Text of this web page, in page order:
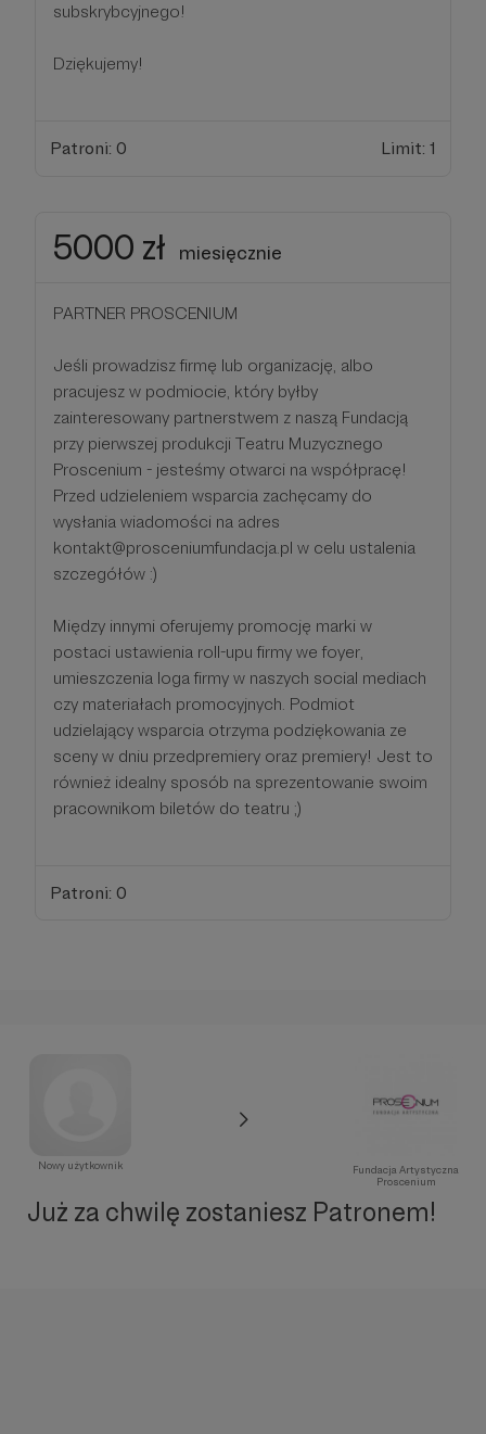
subskrybcyjnego!
Dziękujemy!
Patroni: 0 Limit: 1
5000 zł miesięcznie
PARTNER PROSCENIUM
Jeśli prowadzisz firmę lub organizację, albo
pracujesz w podmiocie, który byłby
zainteresowany partnerstwem z naszą Fundacją
przy pierwszej produkcji Teatru Muzycznego
Proscenium - jesteśmy otwarci na współpracę!
Przed udzieleniem wsparcia zachęcamy do
wysłania wiadomości na adres
kontakt@prosceniumfundacja.pl w celu ustalenia
szczegółów :)
Między innymi oferujemy promocję marki w
postaci ustawienia roll-upu firmy we foyer,
umieszczenia loga firmy w naszych social mediach
czy materiałach promocyjnych. Podmiot
udzielający wsparcia otrzyma podziękowania ze
sceny w dniu przedpremiery oraz premiery! Jest to
również idealny sposób na sprezentowanie swoim
pracownikom biletów do teatru ;)
Patroni: 0
Nowy użytkownik
Fundacja Artystyczna
Proscenium
Już za chwilę zostaniesz Patronem!